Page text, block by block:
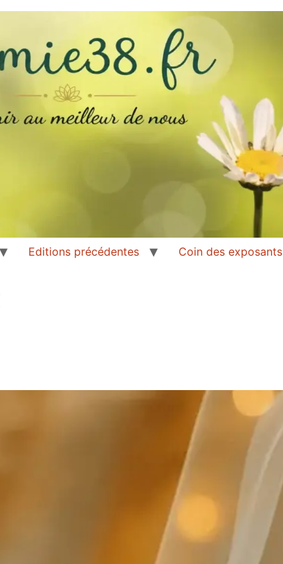
Editions précédentes Coin des exposants